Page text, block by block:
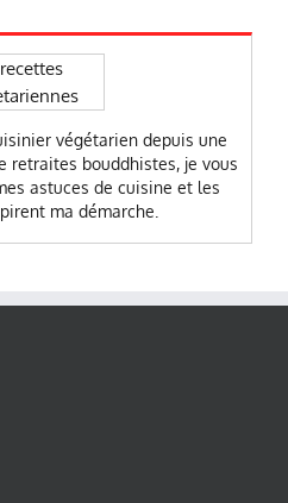
végétarien depuis une
retraites bouddhistes, je vous
astuces de cuisine et les
ma démarche.